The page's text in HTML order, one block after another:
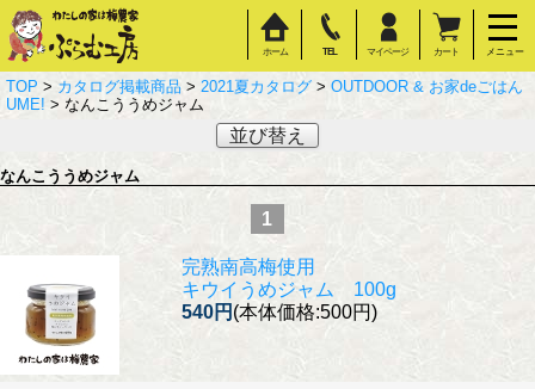
ホーム TEL マイページ カート メニュー
TOP > カタログ掲載商品 > 2021夏カタログ > OUTDOOR & お家deごはん
UME! > なんこううめジャム
並び替え
なんこううめジャム
1
完熟南高梅使用
キウイうめジャム 100g
540円 (本体価格:500円)